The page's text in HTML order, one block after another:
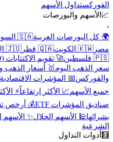
الفوركستداول الأسهم
📈الأسهم والبورصات
🌍 كل البورصات العربية🇸🇦 السوق السعودية
مصر 🇰🇼 الكويت 🇶🇦 قطر 🇯🇴 الأردن
🇵🇸 فلسطين
🚀 تقويم الاكتتابات (IPO)
سعر الذهب اليوم🥇 أسعار الذهب
والفوركس 📅 المؤشرات الاقتصادية
جميع الأسهم📈 الأكثر ارتفاعاً⚡
صناديق المؤشرات ETF
💰 أرخص
بشرائها🕌 الأسهم الحلال ✨ الأسهم
الشرعية
🧮أدوات التداول